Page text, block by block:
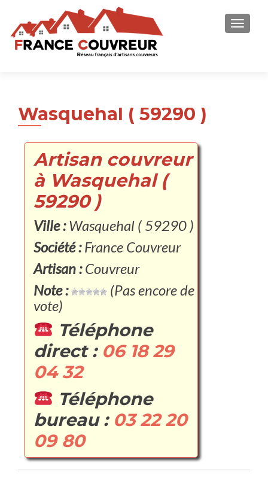
Wasquehal ( 59290 )
Artisan couvreur
à Wasquehal (
59290 )
Ville :Wasquehal ( 59290 )
Société :France Couvreur
Artisan :Couvreur
Note :
(Pas encore de
vote)
Téléphone
direct : 06 18 29
04 32
Téléphone
bureau : 03 22 20
09 80